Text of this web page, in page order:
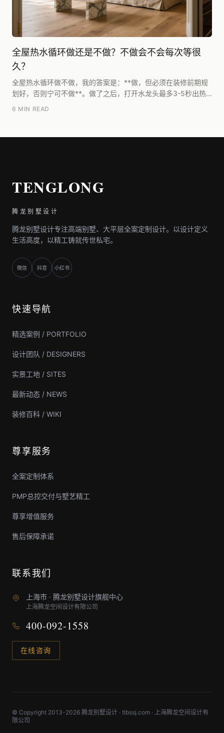
全屋热水循环做还是不做？不做会不会每次等很
久？
全屋热水循环做不做，我的答案是：**做，但必须在装修前期规
划好，否则宁可不做**。做了之后，打开水龙头最多3-5秒出热
6 MIN READ
TENGLONG
腾龙别墅设计
腾龙别墅设计专注高端别墅、大平层全案定制设计。以设计定义
生活高度，以精工铸就传世私宅。
微信 抖音 小红书
快速导航
精选案例 / PORTFOLIO
设计团队 / DESIGNERS
实景工地 / SITES
最新动态 / NEWS
装修百科 / WIKI
尊享服务
全案定制体系
PMP总控交付与墅艺精工
尊享增值服务
售后保障承诺
联系我们
上海市 · 腾龙别墅设计旗舰中心
上海腾龙空间设计有限公司
400-092-1558
在线咨询
© Copyright 2013-2026 腾龙别墅设计 · tlbssj.com · 上海腾龙空间设计有
限公司